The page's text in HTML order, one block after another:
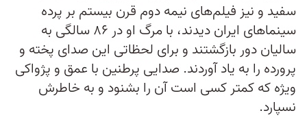
سفید و نیز فیلم‌های نیمه دوم قرن بیستم بر پرده
سینماهای ایران دیدند، با مرگ او در ۸۶ سالگی به
سالیان دور بازگشتند و برای لحظاتی این صدای پخته و
پرورده را به یاد آوردند. صدایی پرطنین با عمق و پژواکی
ویژه که کمتر کسی است آن را بشنود و به خاطرش
نسپارد.